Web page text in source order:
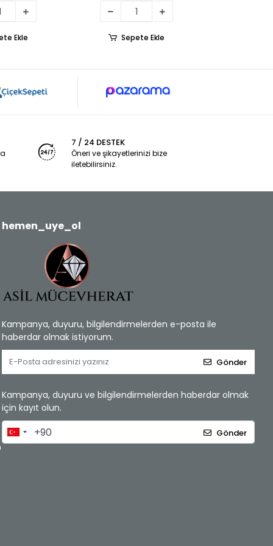
Ekle Sepete Ekle
7 / 24 DESTEK
Öneri ve şikayetlerinizi bize
iletebilirsiniz.
hemen_uye_ol
Kampanya, duyuru, bilgilendirmelerden e-posta ile
haberdar olmak istiyorum.
Gönder
Kampanya, duyuru ve bilgilendirmelerden haberdar olmak
için kayıt olun.
Gönder